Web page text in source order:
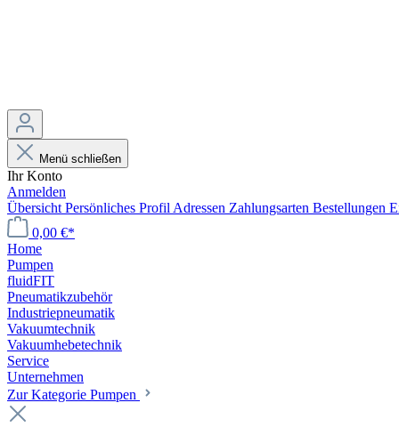
Menü schließen
Ihr Konto
Anmelden
Übersicht Persönliches Profil Adressen Zahlungsarten Bestellungen
0,00 €*
Home
Pumpen
fluidFIT
Pneumatikzubehör
Industriepneumatik
Vakuumtechnik
Vakuumhebetechnik
Service
Unternehmen
Zur Kategorie Pumpen